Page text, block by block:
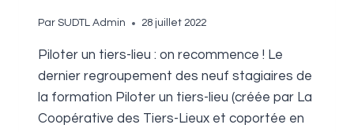
Par SUDTL Admin 28 juillet 2022
Piloter un tiers-lieu : on recommence ! Le
dernier regroupement des neuf stagiaires de
la formation Piloter un tiers-lieu (créée par La
Coopérative des Tiers-Lieux et coportée en